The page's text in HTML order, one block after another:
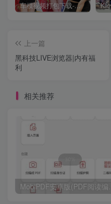
车模视频打包下载-高清无水印版
上一篇
黑科技LIVE浏览器|内有福
利
相关推荐